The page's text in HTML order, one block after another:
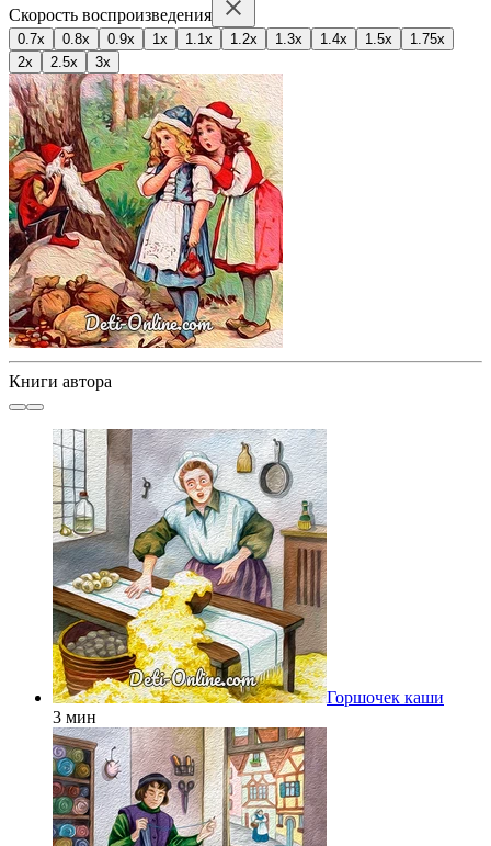
Скорость воспроизведения
0.7x 0.8x 0.9x 1x 1.1x 1.2x 1.3x 1.4x 1.5x
1.75x
2x
2.5x 3x
Книги автора
Горшочек каши
3 мин